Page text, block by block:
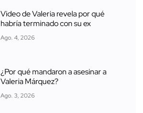
Video de Valeria revela por qué
habría terminado con su ex
Ago. 4, 2026
¿Por qué mandaron a asesinar a
Valeria Márquez?
Ago. 3, 2026